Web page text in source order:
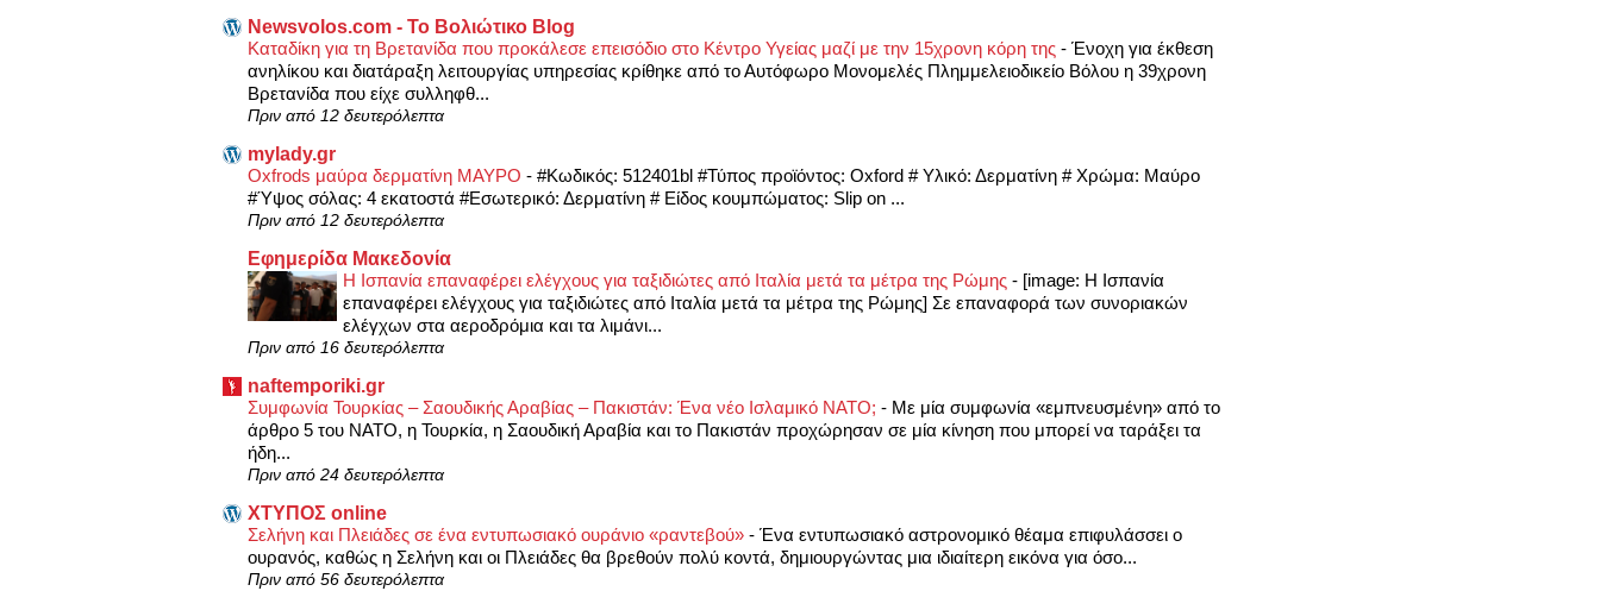
Newsvolos.com - Το Βολιώτικο Blog
Καταδίκη για τη Βρετανίδα που προκάλεσε επεισόδιο στο Κέντρο Υγείας μαζί με την 15χρονη κόρη της - Ένοχη για έκθεση
ανηλίκου και διατάραξη λειτουργίας υπηρεσίας κρίθηκε από το Αυτόφωρο Μονομελές Πλημμελειοδικείο Βόλου η 39χρονη
Βρετανίδα που είχε συλληφθ...
Πριν από 12 δευτερόλεπτα
mylady.gr
Oxfrods μαύρα δερματίνη ΜΑΥΡΟ - #Κωδικός: 512401bl #Τύπος προϊόντος: Oxford # Υλικό: Δερματίνη # Χρώμα: Μαύρο
#Ύψος σόλας: 4 εκατοστά #Εσωτερικό: Δερματίνη # Είδος κουμπώματος: Slip on ...
Πριν από 12 δευτερόλεπτα
Εφημερίδα Μακεδονία
Η Ισπανία επαναφέρει ελέγχους για ταξιδιώτες από Ιταλία μετά τα μέτρα της Ρώμης - [image: Η Ισπανία
επαναφέρει ελέγχους για ταξιδιώτες από Ιταλία μετά τα μέτρα της Ρώμης] Σε επαναφορά των συνοριακών
ελέγχων στα αεροδρόμια και τα λιμάνι...
Πριν από 16 δευτερόλεπτα
naftemporiki.gr
Συμφωνία Τουρκίας – Σαουδικής Αραβίας – Πακιστάν: Ένα νέο Ισλαμικό ΝΑΤΟ; - Με μία συμφωνία «εμπνευσμένη» από το
άρθρο 5 του ΝΑΤΟ, η Τουρκία, η Σαουδική Αραβία και το Πακιστάν προχώρησαν σε μία κίνηση που μπορεί να ταράξει τα
ήδη...
Πριν από 24 δευτερόλεπτα
XΤΥΠΟΣ online
Σελήνη και Πλειάδες σε ένα εντυπωσιακό ουράνιο «ραντεβού» - Ένα εντυπωσιακό αστρονομικό θέαμα επιφυλάσσει ο
ουρανός, καθώς η Σελήνη και οι Πλειάδες θα βρεθούν πολύ κοντά, δημιουργώντας μια ιδιαίτερη εικόνα για όσο...
Πριν από 56 δευτερόλεπτα